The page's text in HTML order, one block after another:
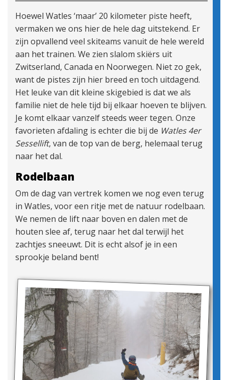
Hoewel Watles ‘maar’ 20 kilometer piste heeft,
vermaken we ons hier de hele dag uitstekend. Er
zijn opvallend veel skiteams vanuit de hele wereld
aan het trainen. We zien slalom skiërs uit
Zwitserland, Canada en Noorwegen. Niet zo gek,
want de pistes zijn hier breed en toch uitdagend.
Het leuke van dit kleine skigebied is dat we als
familie niet de hele tijd bij elkaar hoeven te blijven.
Je komt elkaar vanzelf steeds weer tegen. Onze
favorieten afdaling is echter die bij de Watles 4er
Sessellift, van de top van de berg, helemaal terug
naar het dal.
Rodelbaan
Om de dag van vertrek komen we nog even terug
in Watles, voor een ritje met de natuur rodelbaan.
We nemen de lift naar boven en dalen met de
houten slee af, terug naar het dal terwijl het
zachtjes sneeuwt. Dit is echt alsof je in een
sprookje beland bent!